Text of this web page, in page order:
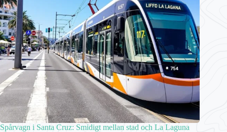
Spårvagn i Santa Cruz: Smidigt mellan stad och La Laguna